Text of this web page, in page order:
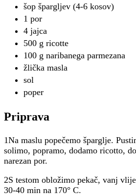
šop špargljev (4-6 kosov)
1 por
4 jajca
500 g ricotte
100 g naribanega parmezana
žlička masla
sol
poper
Priprava
1Na maslu popečemo šparglje.
solimo, popramo, dodamo ricotto,
narezan por.
2S testom obložimo pekač, vanj
30-40 min na 170° C.